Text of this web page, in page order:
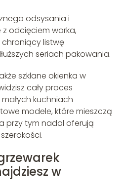
odsysania i
z odcięciem worka,
chroniący listwę
seriach pakowania.
szklane okienka w
cały proces
kuchniach
modele, które mieszczą
przy tym nadal oferują
w